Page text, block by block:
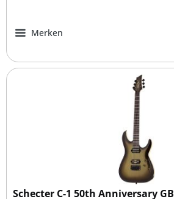
Merken
Schecter C-1 50th Anniversary GB